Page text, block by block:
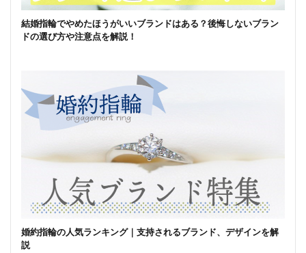
結婚指輪でやめたほうがいいブランドはある？後悔しないブラン
ドの選び方や注意点を解説！
婚約指輪の人気ランキング｜支持されるブランド、デザインを解
説